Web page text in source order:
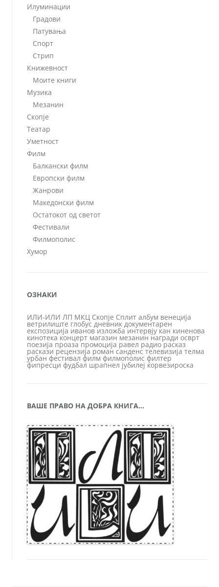
Илуминации
Градови
Патувања
Спорт
Стрип
Книжевност
Моите книги
Музика
Мезанин
Скопје
Театар
Уметност
Филм
Балкански филм
Европски филм
Жанрови
Македонски филм
Остатокот од светот
Фестивали
Филмополис
Хумор
ОЗНАКИ
ИЛИ-ИЛИ ЛП МКЦ Скопје Сплит албум венеција
ветрилиште глобус дневник документарен
експозиција иванов изложба интервју кан киненова
кинотека концерт магазин мезанин награди осврт
поезија проаза промоција равел радио расказ
раскази рецензија роман санденс телевизија телма
урбан фестивал филм филмополис филтер
фипресци фудбал шрапнел јубилеј ќорвезироска
ВАШЕ ПРАВО НА ДОБРА КНИГА…